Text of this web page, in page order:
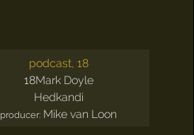
podcast, 18
18Mark Doyle
Hedkandi
producer: Mike van Loon